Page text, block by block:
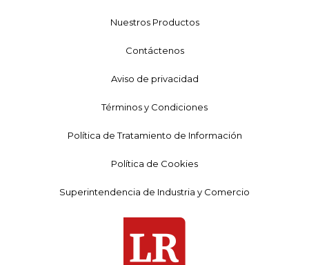
Nuestros Productos
Contáctenos
Aviso de privacidad
Términos y Condiciones
Política de Tratamiento de Información
Política de Cookies
Superintendencia de Industria y Comercio